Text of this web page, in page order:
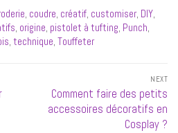
, coudre, créatif, customiser, DIY,
, origine, pistolet à tufting, Punch,
, technique, Touffeter
NEXT
Next
post:
Comment faire des petits
accessoires décoratifs en
Cosplay ?